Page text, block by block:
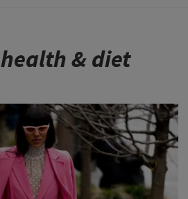
health & diet